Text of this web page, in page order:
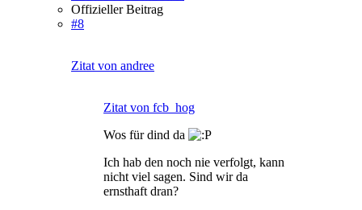
Offizieller Beitrag
#8
Zitat von andree
Zitat von fcb_hog
Wos für dind da
Ich hab den noch nie verfolgt, kann
nicht viel sagen. Sind wir da
ernsthaft dran?